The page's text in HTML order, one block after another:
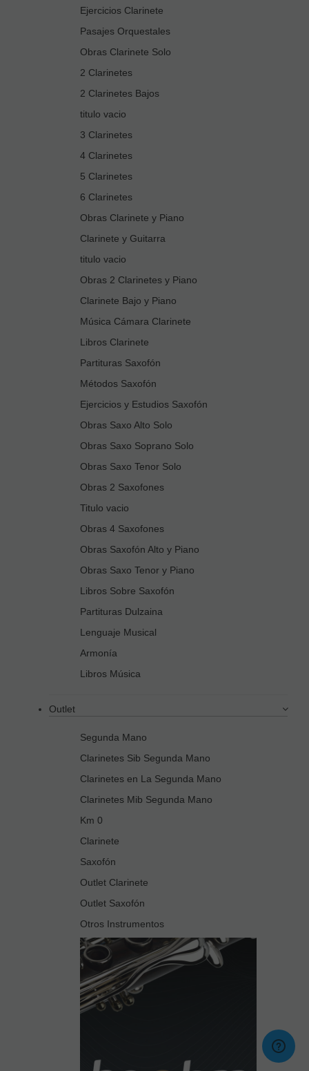
Ejercicios Clarinete
Pasajes Orquestales
Obras Clarinete Solo
2 Clarinetes
2 Clarinetes Bajos
titulo vacio
3 Clarinetes
4 Clarinetes
5 Clarinetes
6 Clarinetes
Obras Clarinete y Piano
Clarinete y Guitarra
titulo vacio
Obras 2 Clarinetes y Piano
Clarinete Bajo y Piano
Música Cámara Clarinete
Libros Clarinete
Partituras Saxofón
Métodos Saxofón
Ejercicios y Estudios Saxofón
Obras Saxo Alto Solo
Obras Saxo Soprano Solo
Obras Saxo Tenor Solo
Obras 2 Saxofones
Titulo vacio
Obras 4 Saxofones
Obras Saxofón Alto y Piano
Obras Saxo Tenor y Piano
Libros Sobre Saxofón
Partituras Dulzaina
Lenguaje Musical
Armonía
Libros Música
Outlet
Segunda Mano
Clarinetes Sib Segunda Mano
Clarinetes en La Segunda Mano
Clarinetes Mib Segunda Mano
Km 0
Clarinete
Saxofón
Outlet Clarinete
Outlet Saxofón
Otros Instrumentos